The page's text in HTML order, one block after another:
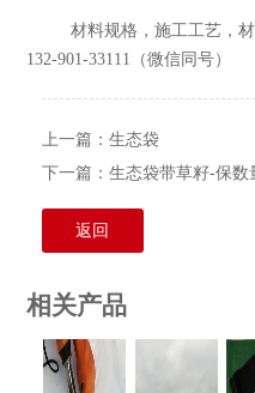
材料规格，施工工艺，
132-901-33111（微信同号）
上一篇： 生态袋
下一篇： 生态袋带草籽-保数
返回
相关产品